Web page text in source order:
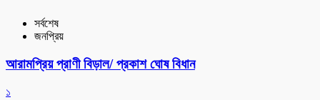
সর্বশেষ
জনপ্রিয়
আরামপ্রিয় প্রাণী বিড়াল/ প্রকাশ ঘোষ বিধান
১